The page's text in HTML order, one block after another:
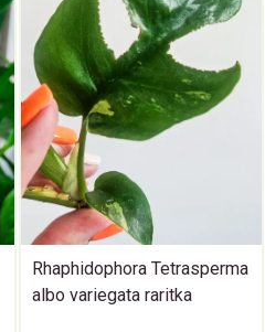
Rhaphidophora Tetrasperma
albo variegata raritka